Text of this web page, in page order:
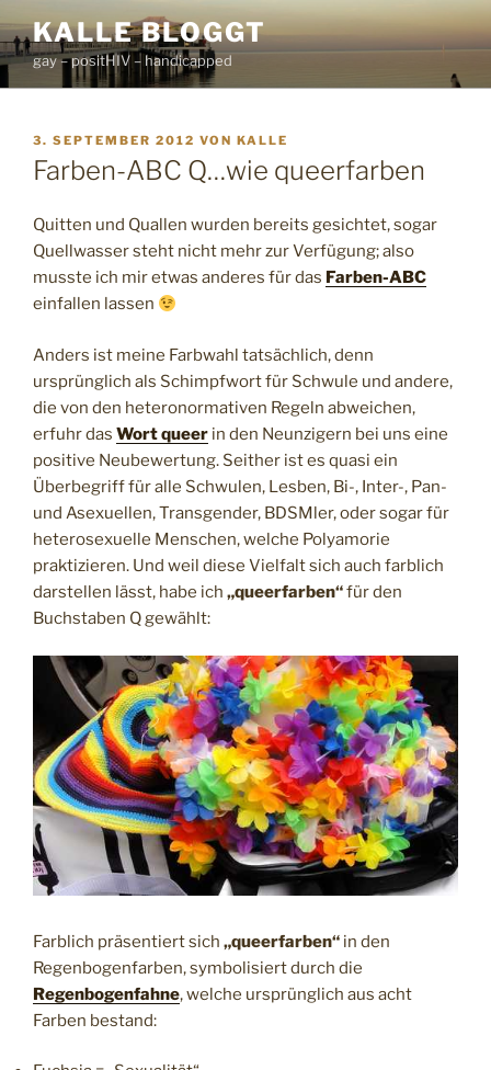
Inhalt
springen
KALLE BLOGGT
gay – positHIV – handicapped
VERÖFFENTLICHT
AM
3. SEPTEMBER 2012 VON KALLE
Farben-ABC Q…wie queerfarben
Quitten und Quallen wurden bereits gesichtet, sogar
Quellwasser steht nicht mehr zur Verfügung; also
musste ich mir etwas anderes für das Farben-ABC
einfallen lassen
Anders ist meine Farbwahl tatsächlich, denn
ursprünglich als Schimpfwort für Schwule und andere,
die von den heteronormativen Regeln abweichen,
erfuhr das Wort queer in den Neunzigern bei uns eine
positive Neubewertung. Seither ist es quasi ein
Überbegriff für alle Schwulen, Lesben, Bi-, Inter-, Pan-
und Asexuellen, Transgender, BDSMler, oder sogar für
heterosexuelle Menschen, welche Polyamorie
praktizieren. Und weil diese Vielfalt sich auch farblich
darstellen lässt, habe ich „queerfarben“für den
Buchstaben Q gewählt:
Farblich präsentiert sich „queerfarben“ in den
Regenbogenfarben, symbolisiert durch die
Regenbogenfahne, welche ursprünglich aus acht
Farben bestand: